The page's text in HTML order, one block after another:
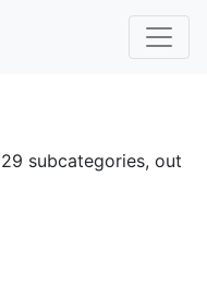
subcategories, out